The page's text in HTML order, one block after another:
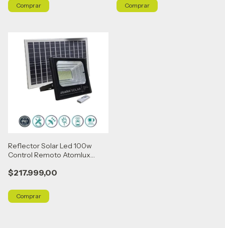
Reflector Solar Led 100w
Control Remoto Atomlux
$217.999,00